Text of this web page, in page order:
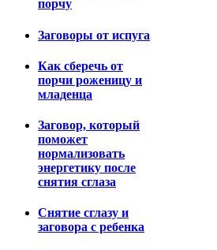
порчу
Заговоры от испуга
Как сберечь от
порчи роженицу и
младенца
Заговор, который
поможет
нормализовать
энергетику после
снятия сглаза
Снятие сглазу и
заговора с ребенка